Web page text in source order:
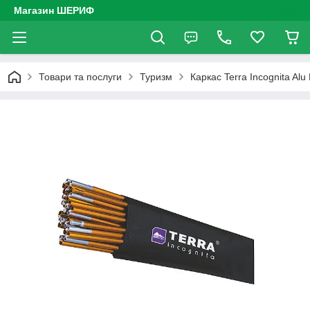
Магазин ШЕРИФ
Товари та послуги Туризм Каркас Terra Incognita Alu